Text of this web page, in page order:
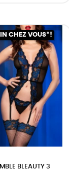
CHEZ VOUS*!
BLEAUTY 3